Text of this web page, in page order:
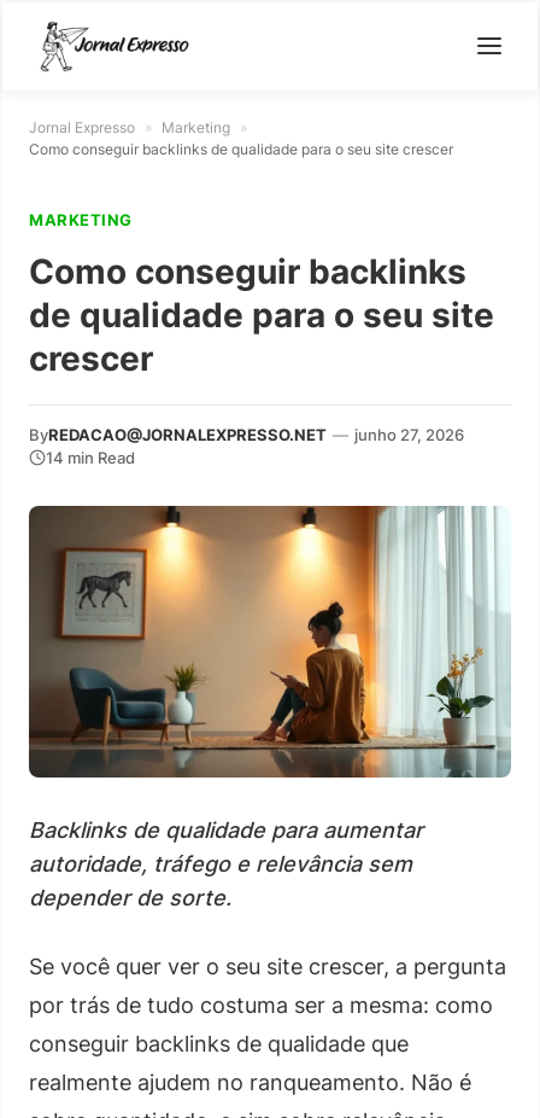
Jornal Expresso » Marketing »
Como conseguir backlinks de qualidade para o seu site crescer
MARKETING
Como conseguir backlinks
de qualidade para o seu site
crescer
ByREDACAO@JORNALEXPRESSO.NET — junho 27, 2026
14 min Read
Backlinks de qualidade para aumentar
autoridade, tráfego e relevância sem
depender de sorte.
Se você quer ver o seu site crescer, a pergunta
por trás de tudo costuma ser a mesma: como
conseguir backlinks de qualidade que
realmente ajudem no ranqueamento. Não é